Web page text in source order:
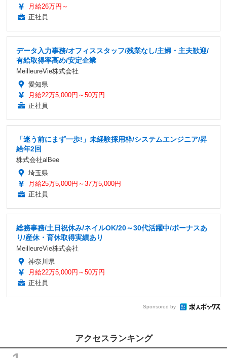
月給26万円～
正社員
データ入力事務/オフィススタッフ/残業なし/主婦・主夫歓迎/
有給取得率高め/安定企業
MeilleureVie株式会社
愛知県
月給22万5,000円～50万円
正社員
「迷う前にまず一歩!」未経験採用枠/システムエンジニア/昇
給年2回
株式会社alBee
埼玉県
月給25万5,000円～37万5,000円
正社員
総務事務/土日祝休み/ネイルOK/20～30代活躍中/ボーナスあ
り/産休・育休取得実績あり
MeilleureVie株式会社
神奈川県
月給22万5,000円～50万円
正社員
Sponsored by
アクセスランキング